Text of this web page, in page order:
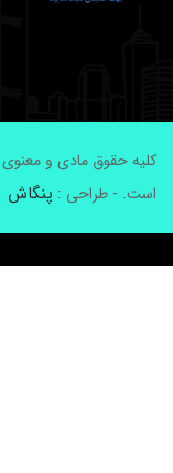
حقوق مادی و معنوی
- طراحی :پنگاش